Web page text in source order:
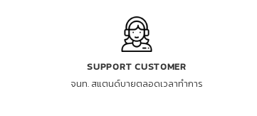
SUPPORT CUSTOMER
จนท. สแตนด์บายตลอดเวลาทำการ